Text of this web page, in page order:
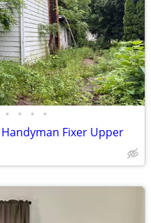
• • • •
Fixer Upper